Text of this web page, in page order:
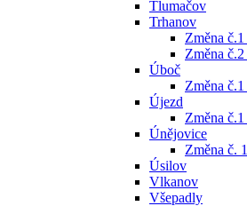
Tlumačov
Trhanov
Změna
Změna
Úboč
Změna
Újezd
Změna
Únějovice
Změna č.
Úsilov
Vlkanov
Všepadly